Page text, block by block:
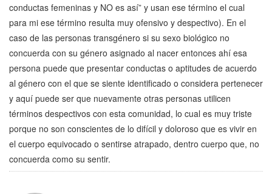
conductas femeninas y NO es así” y usan ese término el cual
para mi ese término resulta muy ofensivo y despectivo). En el
caso de las personas transgénero si su sexo biológico no
concuerda con su género asignado al nacer entonces ahí esa
persona puede que presentar conductas o aptitudes de acuerdo
al género con el que se siente identificado o considera pertenecer
y aquí puede ser que nuevamente otras personas utilicen
términos despectivos con esta comunidad, lo cual es muy triste
porque no son conscientes de lo difícil y doloroso que es vivir en
el cuerpo equivocado o sentirse atrapado, dentro cuerpo que, no
concuerda como su sentir.